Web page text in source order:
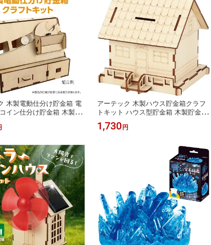
木製電動仕分け貯金箱 電
イン仕分け貯金箱 木製貯
分類機 硬貨仕分け 貯金箱
教育 小銭管理 STEAM教
自由研究 図工 夏休み 冬
中学校 大人 趣味 ハンド
アーテック 木製ハウス貯金箱クラフ
トキット ハウス型貯金箱 木製貯金箱
木工作 ウッドクラフト 組み立てキッ
ト 工具不要 簡単工作 着色可能 お絵
子ども プレゼント ギフト ワークショ
ップ イベント 夏休み 冬休み 学校 子
1,730 円